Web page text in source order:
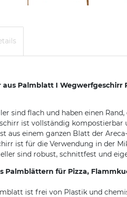
aus Palmblatt I
sind flach und haben einen
ist vollständig
aus einem ganzen Blatt der
ist für die Verwendung in der
sind robust, schnittfest und
Palmblättern für Pizza,
ist frei von Plastik und